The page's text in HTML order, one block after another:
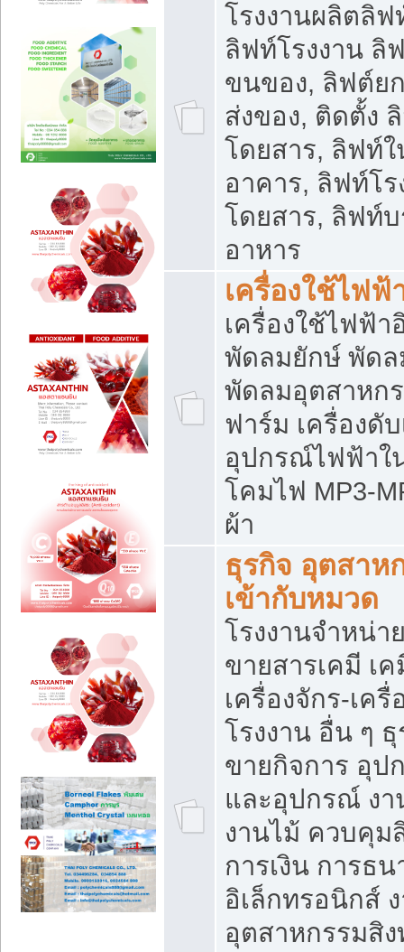
โรงงานผลิตลิ
ลิฟท์โรงงาน ลิ
ขนของ, ลิฟต์ย
ส่งของ, ติดตั้ง
โดยสาร, ลิฟท์
อาคาร, ลิฟท์โ
โดยสาร, ลิฟท์
อาหาร
เครื่องใช้ไฟฟ้
เครื่องใช้ไฟฟ้า
พัดลมยักษ์ พัด
พัดลมอุตสาหก
ฟาร์ม เครื่องดั
อุปกรณ์ไฟฟ้าใ
โคมไฟ MP3-
ผ้า
ธุรกิจ อุตสาห
เข้ากับหมวด
โรงงานจำหน่
ขายสารเคมี เ
เครื่องจักร-เค
โรงงาน อื่น ๆ
ขายกิจการ อุป
และอุปกรณ์ ง
งานไม้ ควบคุม
การเงิน การธ
อิเล็กทรอนิกส์
อุตสาหกรรมสิ